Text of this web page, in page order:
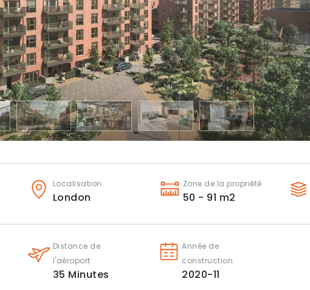
Localisation
London
Zone de la propriété
50 - 91 m2
Distance de
l'aéroport
35 Minutes
Année de
construction
2020-11